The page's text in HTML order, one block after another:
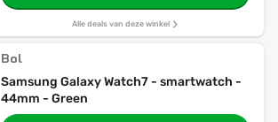
Alle deals van deze winkel
Bol
Samsung Galaxy Watch7 - smartwatch -
44mm - Green